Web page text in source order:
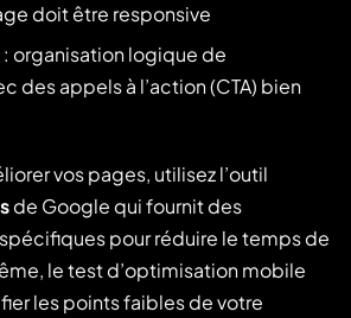
doit être responsive
: organisation logique de
des appels à l’action (CTA) bien
vos pages, utilisez l’outil
de Google qui fournit des
pour réduire le temps de
le test d’optimisation mobile
les points faibles de votre